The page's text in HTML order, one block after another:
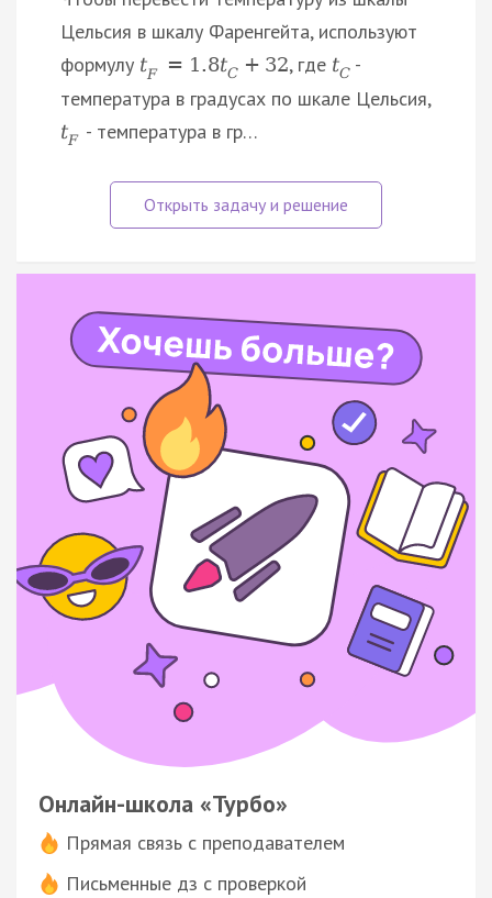
Цельсия в шкалу Фаренгейта, используют
формулу tF = 1.8tC + 32, где tC-
температура в градусах по шкале Цельсия,
tF - температура в гр…
Онлайн-школа «Турбо»
Прямая связь с преподавателем
Письменные дз с проверкой